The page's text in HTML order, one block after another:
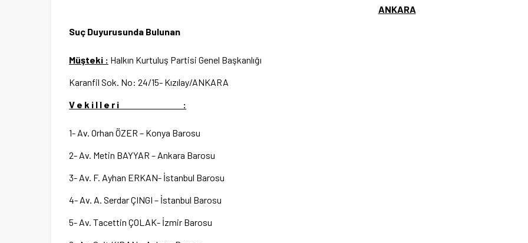
ANKARA
Suç Duyurusunda Bulunan
Müşteki : Halkın Kurtuluş Partisi Genel Başkanlığı
Karanfil Sok. No: 24/15- Kızılay/ANKARA
V e k i l l e r i :
1- Av. Orhan ÖZER – Konya Barosu
2- Av. Metin BAYYAR – Ankara Barosu
3- Av. F. Ayhan ERKAN- İstanbul Barosu
4- Av. A. Serdar ÇINGI – İstanbul Barosu
5- Av. Tacettin ÇOLAK- İzmir Barosu